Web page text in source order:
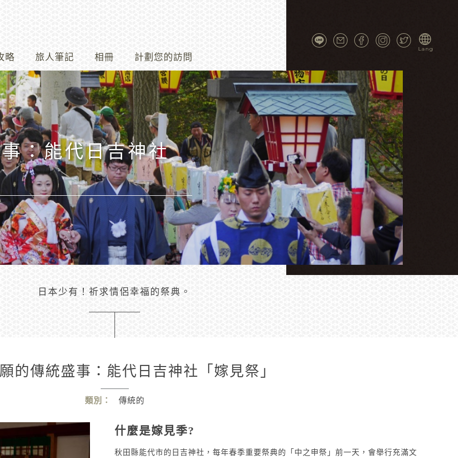
略 旅人筆記 相冊 計劃您的訪問
：能代日吉神社
日本少有！祈求情侶幸福的祭典。
的傳統盛事：能代日吉神社「嫁見祭」
類別： 傳統的
什麼是嫁見季?
秋田縣能代市的日吉神社，每年春季重要祭典的「中之申祭」前一天，會舉行充滿文